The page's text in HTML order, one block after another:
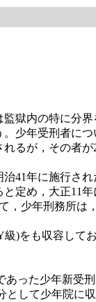
獄内の特に分
少年受刑者に
るが，その者
41年に施行さ
定め，大正11
少年刑務所は
)をも収容して
った少年新受
して少年院に